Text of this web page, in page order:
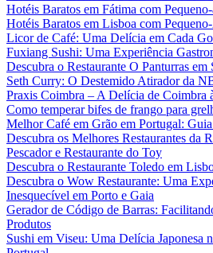
Hotéis Baratos em Fátima com
Hotéis Baratos em Lisboa com
Licor de Café: Uma Delícia em Cada
Fuxiang Sushi: Uma Experiência
Descubra o Restaurante O Panturras em
Seth Curry: O Destemido Atirador da
Praxis Coimbra – A Delícia de Coimbra
Como temperar bifes de frango para
Melhor Café em Grão em Portugal:
Descubra os Melhores Restaurantes da
Pescador e Restaurante do Toy
Descubra o Restaurante Toledo em
Descubra o Wow Restaurante: Uma
Inesquecível em Porto e Gaia
Gerador de Código de Barras:
Produtos
Sushi em Viseu: Uma Delícia Japonesa